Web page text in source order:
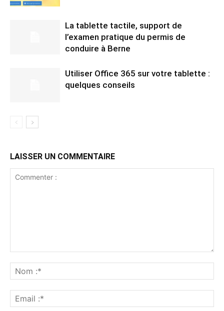
La tablette tactile, support de
l’examen pratique du permis de
conduire à Berne
Utiliser Office 365 sur votre tablette :
quelques conseils
LAISSER UN COMMENTAIRE